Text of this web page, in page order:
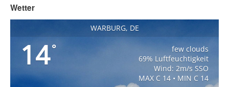
Wetter
WARBURG, DE
14°
few clouds
69% Luftfeuchtigkeit
Wind: 2m/s SSO
MAX C 14 • MIN C 14